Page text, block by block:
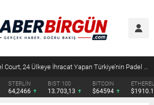
SRV Padel Court, 24 Ülkeye İhracat Yapan Türkiye’nin Padel Kortu Üretim Gücü
STERLİN
64,2466
BIST 100
13.703,13
BITCOIN
$64594